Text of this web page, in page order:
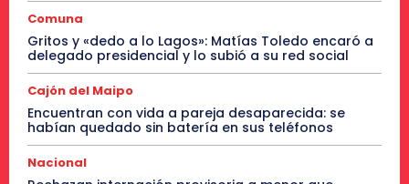
Comuna
Gritos y «dedo a lo Lagos»: Matías Toledo encaró a
delegado presidencial y lo subió a su red social
Cajón del Maipo
Encuentran con vida a pareja desaparecida: se
habían quedado sin batería en sus teléfonos
Nacional